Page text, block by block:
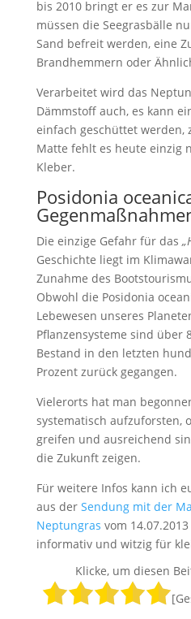
bis 2010 bringt er es zur
müssen die Seegrasbälle
Sand befreit werden, eine
Brandhemmern oder
Verarbeitet wird das
Dämmstoff auch, es kann
einfach geschüttet werden,
Matte fehlt es heute einzig
Kleber.
Posidonia
Die einzige Gefahr für das
Geschichte liegt im
Zunahme des
Obwohl die Posidonia
Lebewesen unseres
Pflanzensysteme sind über
Bestand in den letzten
Prozent zurück gegangen.
Vielerorts hat man
systematisch aufzuforsten,
greifen und ausreichend
die Zukunft zeigen.
Für weitere Infos kann ich
aus der Sendung mit der
Neptungras vom
informativ und witzig für
Klicke, um diesen